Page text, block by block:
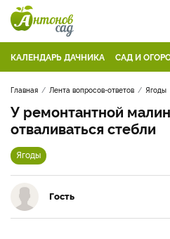
КАЛЕНДАРЬ ДАЧНИКА САД И
Главная Лента вопросов-ответов Ягоды
У ремонтантной
отваливаться стебли
Ягоды
Гость